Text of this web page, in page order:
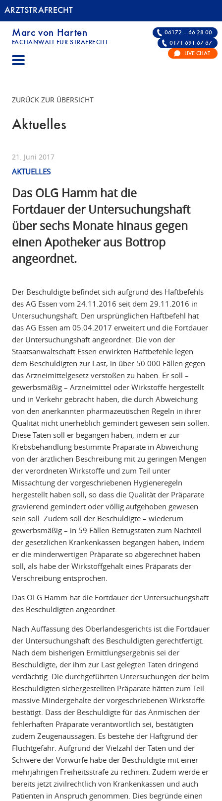
ARZTSTRAFRECHT
Marc von Harten
FACHANWALT FÜR STRAFRECHT
ARZTSTRAFRECHT | FACHANWALT FÜR
06172 – 66 28 00
0171 691 67 67
LIVE CHAT
ZURÜCK ZUR ÜBERSICHT
Aktuelles
21. Juni 2017
AKTUELLES
Das OLG Hamm hat die
Fortdauer der Untersuchungshaft
über sechs Monate hinaus gegen
einen Apotheker aus Bottrop
angeordnet.
Der Beschuldigte befindet sich aufgrund des Haftbefehls
des AG Essen vom 24.11.2016 seit dem 29.11.2016 in
Untersuchungshaft. Den ursprünglichen Haftbefehl hat
das AG Essen am 05.04.2017 erweitert und die Fortdauer
der Untersuchungshaft angeordnet. Die von der
Staatsanwaltschaft Essen erwirkten Haftbefehle legen
dem Beschuldigten zur Last, in über 50.000 Fällen gegen
das Arzneimittelgesetz verstoßen zu haben. Er soll –
gewerbsmäßig – Arzneimittel oder Wirkstoffe hergestellt
und in Verkehr gebracht haben, die durch Abweichung
von den anerkannten pharmazeutischen Regeln in ihrer
Qualität nicht unerheblich gemindert gewesen sein sollen.
Diese Taten soll er begangen haben, indem er zur
Krebsbehandlung bestimmte Präparate in Abweichung
von der ärztlichen Beschreibung mit zu geringen Mengen
der verordneten Wirkstoffe und zum Teil unter
Missachtung der vorgeschriebenen Hygieneregeln
hergestellt haben soll, so dass die Qualität der Präparate
gravierend gemindert oder völlig aufgehoben gewesen
sein soll. Zudem soll der Beschuldigte – wiederum
gewerbsmäßig – in 59 Fällen Betrugstaten zum Nachteil
der gesetzlichen Krankenkassen begangen haben, indem
er die minderwertigen Präparate so abgerechnet haben
soll, als habe der Wirkstoffgehalt eines Präparats der
Verschreibung entsprochen.
Das OLG Hamm hat die Fortdauer der Untersuchungshaft
des Beschuldigten angeordnet.
Nach Auffassung des Oberlandesgerichts ist die Fortdauer
der Untersuchungshaft des Beschuldigten gerechtfertigt.
Nach dem bisherigen Ermittlungsergebnis sei der
Beschuldigte, der ihm zur Last gelegten Taten dringend
verdächtig. Die durchgeführten Untersuchungen der beim
Beschuldigten sichergestellten Präparate hätten zum Teil
massive Mindergehalte der vorgeschriebenen Wirkstoffe
bestätigt. Dass der Beschuldigte für das Anmischen der
fehlerhaften Präparate verantwortlich sei, bestätigten
zudem Zeugenaussagen. Es bestehe der Haftgrund der
Fluchtgefahr. Aufgrund der Vielzahl der Taten und der
Schwere der Vorwürfe habe der Beschuldigte mit einer
mehrjährigen Freiheitsstrafe zu rechnen. Zudem werde er
bereits jetzt zivilrechtlich von Krankenkassen und auch
Patienten in Anspruch genommen. Dies begründe einen